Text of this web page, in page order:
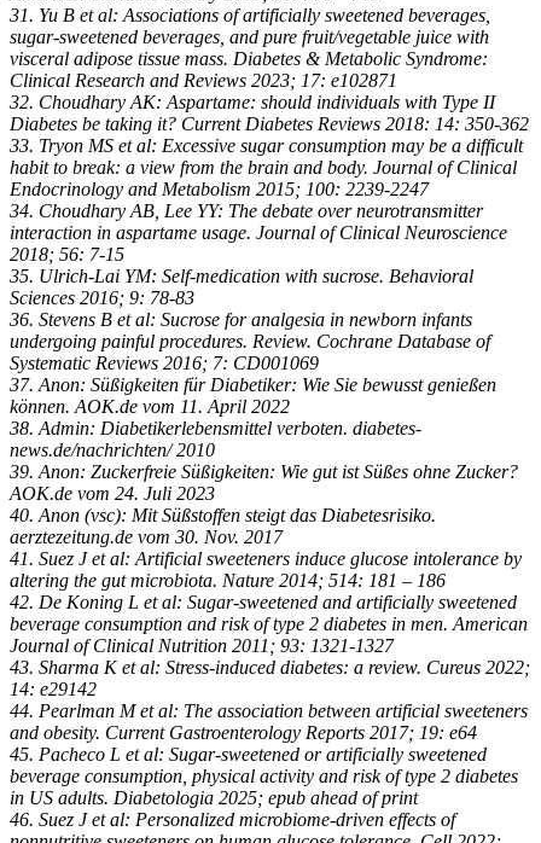
31. Yu B et al: Associations of artificially sweetened beverages,
sugar-sweetened beverages, and pure fruit/vegetable juice with
visceral adipose tissue mass. Diabetes & Metabolic Syndrome:
Clinical Research and Reviews 2023; 17: e102871
32. Choudhary AK: Aspartame: should individuals with Type II
Diabetes be taking it? Current Diabetes Reviews 2018: 14: 350-362
33. Tryon MS et al: Excessive sugar consumption may be a difficult
habit to break: a view from the brain and body. Journal of Clinical
Endocrinology and Metabolism 2015; 100: 2239-2247
34. Choudhary AB, Lee YY: The debate over neurotransmitter
interaction in aspartame usage. Journal of Clinical Neuroscience
2018; 56: 7-15
35. Ulrich-Lai YM: Self-medication with sucrose. Behavioral
Sciences 2016; 9: 78-83
36. Stevens B et al: Sucrose for analgesia in newborn infants
undergoing painful procedures. Review. Cochrane Database of
Systematic Reviews 2016; 7: CD001069
37. Anon: Süßigkeiten für Diabetiker: Wie Sie bewusst genießen
können. AOK.de vom 11. April 2022
38. Admin: Diabetikerlebensmittel verboten. diabetes-
news.de/nachrichten/ 2010
39. Anon: Zuckerfreie Süßigkeiten: Wie gut ist Süßes ohne Zucker?
AOK.de vom 24. Juli 2023
40. Anon (vsc): Mit Süßstoffen steigt das Diabetesrisiko.
aerztezeitung.de vom 30. Nov. 2017
41. Suez J et al: Artificial sweeteners induce glucose intolerance by
altering the gut microbiota. Nature 2014; 514: 181 – 186
42. De Koning L et al: Sugar-sweetened and artificially sweetened
beverage consumption and risk of type 2 diabetes in men. American
Journal of Clinical Nutrition 2011; 93: 1321-1327
43. Sharma K et al: Stress-induced diabetes: a review. Cureus 2022;
14: e29142
44. Pearlman M et al: The association between artificial sweeteners
and obesity. Current Gastroenterology Reports 2017; 19: e64
45. Pacheco L et al: Sugar-sweetened or artificially sweetened
beverage consumption, physical activity and risk of type 2 diabetes
in US adults. Diabetologia 2025; epub ahead of print
46. Suez J et al: Personalized microbiome-driven effects of